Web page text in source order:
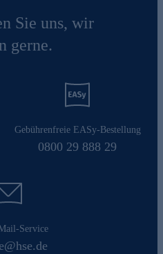
Sie uns, wir
gerne.
Gebührenfreie EASy-Bestellung
0800 29 888 29
Service